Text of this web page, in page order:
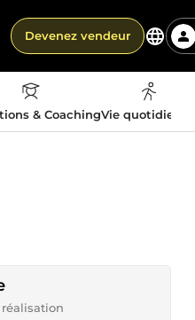
Devenez vendeur
& CoachingVie